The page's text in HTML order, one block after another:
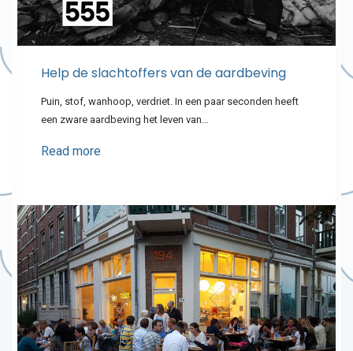
Help de slachtoffers van de aardbeving
Puin, stof, wanhoop, verdriet. In een paar seconden heeft
een zware aardbeving het leven van…
Read more